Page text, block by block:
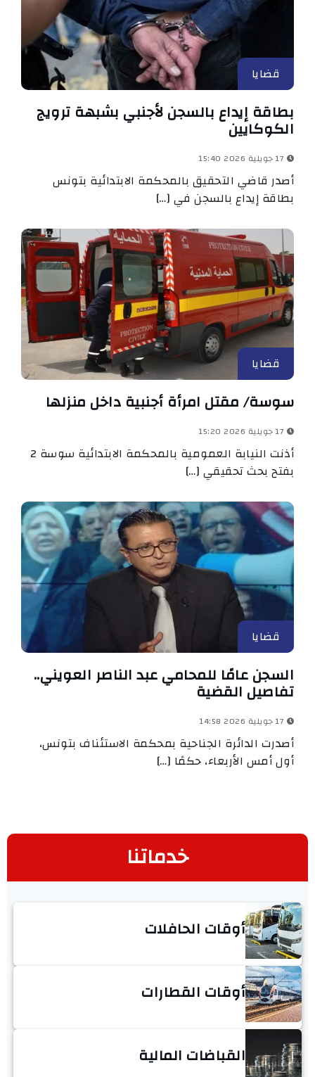
قضايا
بطاقة إيداع بالسجن لأجنبي بشبهة ترويج
الكوكايين
أصدر قاضي التحقيق بالمحكمة الابتدائية بتونس
بطاقة إيداع بالسجن في […]
قضايا
سوسة/ مقتل امرأة أجنبية داخل منزلها
أذنت النيابة العمومية بالمحكمة الابتدائية سوسة 2
بفتح بحث تحقيقي […]
قضايا
السجن عامًا للمحامي عبد الناصر العويني..
تفاصيل القضية
أصدرت الدائرة الجناحية بمحكمة الاستئناف بتونس،
أول أمس الأربعاء، حكمًا […]
خدماتنا
أوقات الحافلات
أوقات القطارات
القباضات المالية